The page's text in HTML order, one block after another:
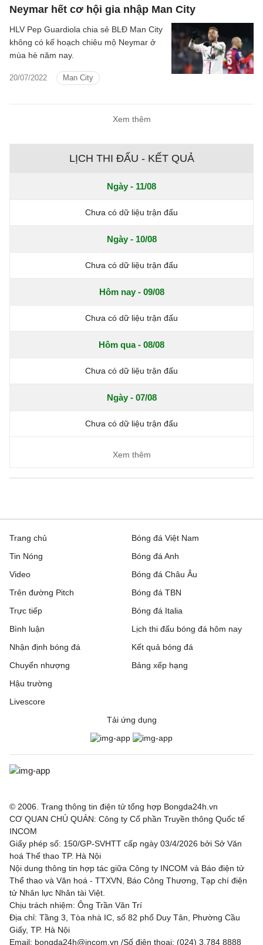
Neymar hết cơ hội gia nhập Man City
20/07/2022 Man City
HLV Pep Guardiola chia sẻ BLĐ Man City
không có kế hoạch chiêu mộ Neymar ở
mùa hè năm nay.
Xem thêm
LỊCH THI ĐẤU - KẾT QUẢ
Ngày - 11/08
Chưa có dữ liệu trận đấu
Ngày - 10/08
Chưa có dữ liệu trận đấu
Hôm nay - 09/08
Chưa có dữ liệu trận đấu
Hôm qua - 08/08
Chưa có dữ liệu trận đấu
Ngày - 07/08
Chưa có dữ liệu trận đấu
Xem thêm
Trang chủ
Tin Nóng
Video
Trên đường Pitch
Trực tiếp
Bóng đá Việt Nam
Bóng đá Anh
Bóng đá Châu Âu
Bóng đá TBN
Bóng đá Italia
Bình luận
Nhận định bóng đá
Chuyển nhượng
Hậu trường
Livescore
Lịch thi đấu bóng đá hôm nay
Kết quả bóng đá
Bảng xếp hạng
Tải ứng dụng
© 2006. Trang thông tin điện tử tổng hợp Bongda24h.vn
CƠ QUAN CHỦ QUẢN: Công ty Cổ phần Truyền thông Quốc tế
INCOM
Giấy phép số: 150/GP-SVHTT cấp ngày 03/4/2026 bởi Sở Văn
hoá Thể thao TP. Hà Nội
Nội dung thông tin hợp tác giữa Công ty INCOM và Báo điện tử
Thể thao và Văn hoá - TTXVN, Báo Công Thương, Tạp chí điện
tử Nhân lực Nhân tài Việt.
Chịu trách nhiệm: Ông Trần Văn Trí
Địa chỉ: Tầng 3, Tòa nhà IC, số 82 phố Duy Tân, Phường Cầu
Giấy, TP. Hà Nội
Email: bongda24h@incom.vn /Số điện thoại: (024) 3.784 8888